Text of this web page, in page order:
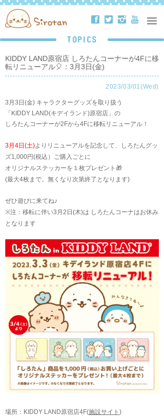
ä å ë ð
TOPICS
KIDDY LAND原宿店 しろたんコーナーが4Fに移
転リニューアル🎈：3月3日(金)
2023/03/01(Wed)
3月3日(金) キャラクターグッズを取り扱う
「KIDDY LAND(キデイランド)原宿店」の
しろたんコーナーが2Fから4Fに移転リニューアル！
3月4日(土)よりリニューアルを記念して、しろたんグッ
ズ1,000円(税込）ご購入ごとに
オリジナルステッカーを１枚プレゼント🎁
(最大4枚まで。無くなり次第終了となります)
ぜひ遊びに来てね♪
※注：移転に伴い3月2日(木)は しろたんコーナはお休み
となります
場所：KIDDY LAND原宿店4F(施設サイト )